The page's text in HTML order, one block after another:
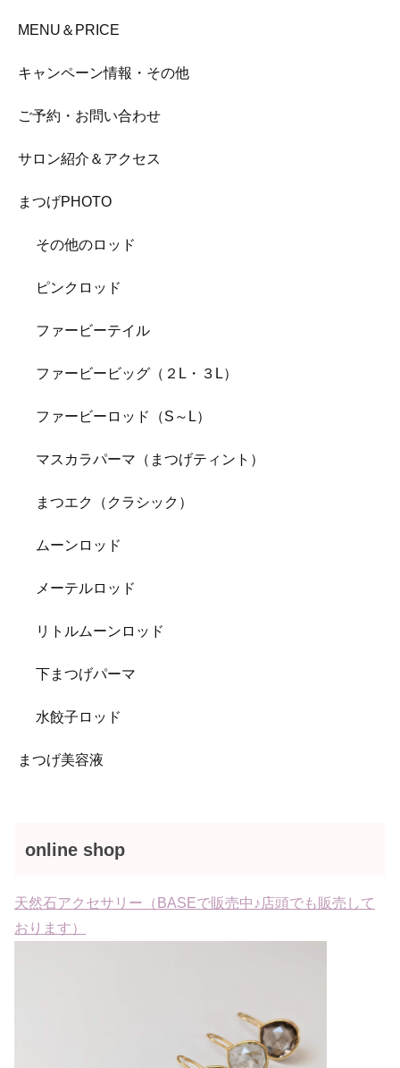
MENU＆PRICE
キャンペーン情報・その他
ご予約・お問い合わせ
サロン紹介＆アクセス
まつげPHOTO
その他のロッド
ピンクロッド
ファービーテイル
ファービービッグ（２L・３L）
ファービーロッド（S～L）
マスカラパーマ（まつげティント）
まつエク（クラシック）
ムーンロッド
メーテルロッド
リトルムーンロッド
下まつげパーマ
水餃子ロッド
まつげ美容液
online shop
天然石アクセサリー（BASEで販売中♪店頭でも販売して
おります）